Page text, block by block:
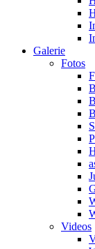
Galerie
Fotos
Videos